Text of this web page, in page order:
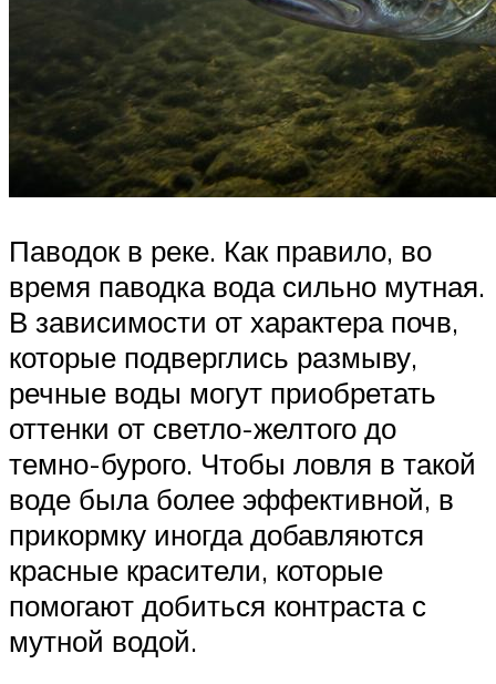
Паводок в реке. Как правило, во
время паводка вода сильно мутная.
В зависимости от характера почв,
которые подверглись размыву,
речные воды могут приобретать
оттенки от светло-желтого до
темно-бурого. Чтобы ловля в такой
воде была более эффективной, в
прикормку иногда добавляются
красные красители, которые
помогают добиться контраста с
мутной водой.